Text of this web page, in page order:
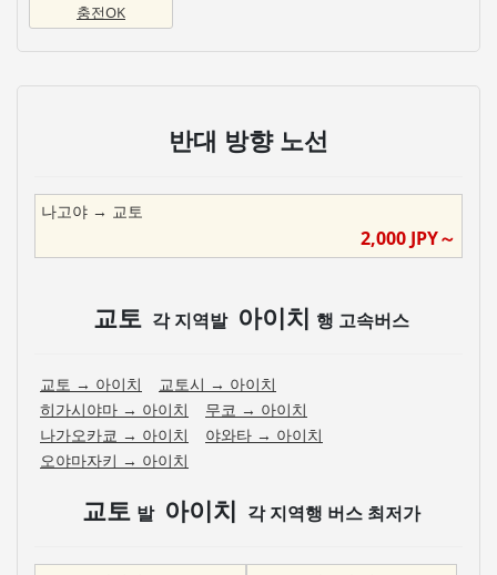
충전OK
반대 방향 노선
나고야 → 교토
2,000 JPY～
교토 각 지역발 아이치 행 고속버스
교토 → 아이치 교토시 → 아이치
히가시야마 → 아이치 무코 → 아이치
나가오카쿄 → 아이치 야와타 → 아이치
오야마자키 → 아이치
교토 발 아이치 각 지역행 버스 최저가